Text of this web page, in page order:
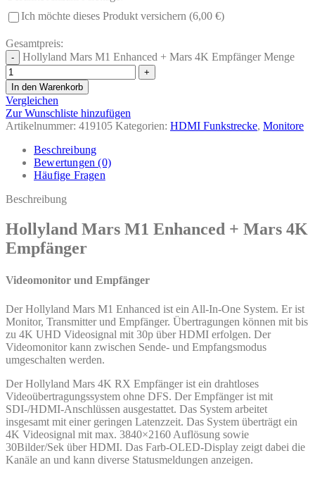
Ich möchte dieses Produkt versichern (6,00 €)
Gesamtpreis:
Hollyland Mars M1 Enhanced + Mars 4K Empfänger Menge
In den Warenkorb
Vergleichen
Zur Wunschliste hinzufügen
Artikelnummer: 419105 Kategorien: HDMI Funkstrecke, Monitore
Beschreibung
Bewertungen (0)
Häufige Fragen
Beschreibung
Hollyland Mars M1 Enhanced + Mars 4K
Empfänger
Videomonitor und Empfänger
Der Hollyland Mars M1 Enhanced ist ein All-In-One System. Er ist
Monitor, Transmitter und Empfänger. Übertragungen können mit bis
zu 4K UHD Videosignal mit 30p über HDMI erfolgen. Der
Videomonitor kann zwischen Sende- und Empfangsmodus
umgeschalten werden.
Der Hollyland Mars 4K RX Empfänger ist ein drahtloses
Videoübertragungssystem ohne DFS. Der Empfänger ist mit
SDI-/HDMI-Anschlüssen ausgestattet. Das System arbeitet
insgesamt mit einer geringen Latenzzeit. Das System überträgt ein
4K Videosignal mit max. 3840×2160 Auflösung sowie
30Bilder/Sek über HDMI. Das Farb-OLED-Display zeigt dabei die
Kanäle an und kann diverse Statusmeldungen anzeigen.